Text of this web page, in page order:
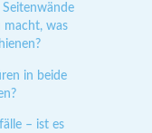
macht, was
in beide
– ist es